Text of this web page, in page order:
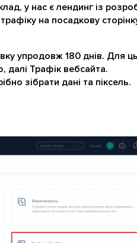
у нас є лендинг із
на посадкову
упродовж 180 днів. Для
далі Трафік вебсайта.
зібрати дані та піксель.